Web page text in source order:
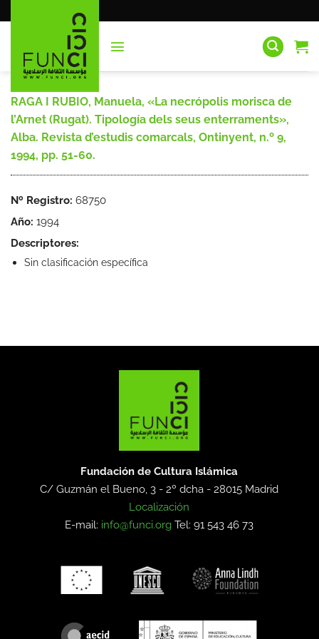
al
RAGA I RUBIO, Manuela, «La necrópolis morisca de
l’Arnet (Rugat). Tipología dels seus enterraments»,
Alba. Revista d’estudis comarcals, Ontinyent, n.º 9,
1994, pp. 51-60.
Nº Registro: 68750
Año: 1994
Descriptores:
Sin clasificación específica
Fundación de Cultura Islámica
C/ Guzmán el Bueno, 3 - 2º dcha -28015 Madrid
Localización
E-mail: info@funci.org Tel: 91 543 46 73